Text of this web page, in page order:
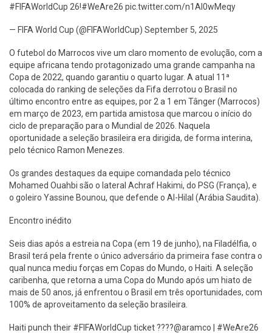
#FIFAWorldCup 26!#WeAre26 pic.twitter.com/n1AI0wMeqy
— FIFA World Cup (@FIFAWorldCup) September 5, 2025
O futebol do Marrocos vive um claro momento de evolução, com a
equipe africana tendo protagonizado uma grande campanha na
Copa de 2022, quando garantiu o quarto lugar. A atual 11ª
colocada do ranking de seleções da Fifa derrotou o Brasil no
último encontro entre as equipes, por 2 a 1 em Tânger (Marrocos)
em março de 2023, em partida amistosa que marcou o início do
ciclo de preparação para o Mundial de 2026. Naquela
oportunidade a seleção brasileira era dirigida, de forma interina,
pelo técnico Ramon Menezes.
Os grandes destaques da equipe comandada pelo técnico
Mohamed Ouahbi são o lateral Achraf Hakimi, do PSG (França), e
o goleiro Yassine Bounou, que defende o Al-Hilal (Arábia Saudita).
Encontro inédito
Seis dias após a estreia na Copa (em 19 de junho), na Filadélfia, o
Brasil terá pela frente o único adversário da primeira fase contra o
qual nunca mediu forças em Copas do Mundo, o Haiti. A seleção
caribenha, que retorna a uma Copa do Mundo após um hiato de
mais de 50 anos, já enfrentou o Brasil em três oportunidades, com
100% de aproveitamento da seleção brasileira.
Haiti punch their #FIFAWorldCup ticket ????️@aramco | #WeAre26